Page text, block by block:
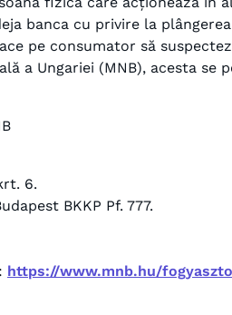
banca cu privire la
pe consumator să
a Ungariei (MNB), acesta
6.
BKKP Pf. 777.
https://www.mnb.hu/